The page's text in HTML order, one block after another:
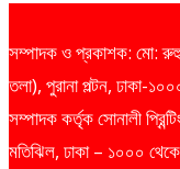
সম্পাদক ও প্রকাশক: মো:
তলা), পুরানা পল্টন, ঢাকা-
সম্পাদক কর্তৃক সোনালী
মতিঝিল, ঢাকা – ১০০০